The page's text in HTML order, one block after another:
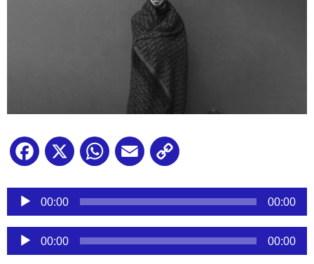
Facebook
X WhatsApp
Email
Reproductor
audio
00:00 00:00
Reproductor
de
00:00 00:00